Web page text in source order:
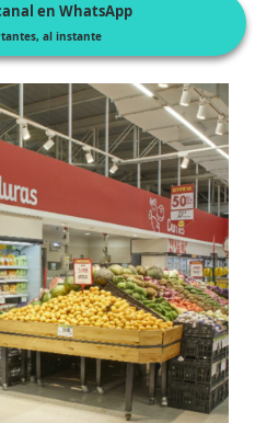
en WhatsApp
al instante